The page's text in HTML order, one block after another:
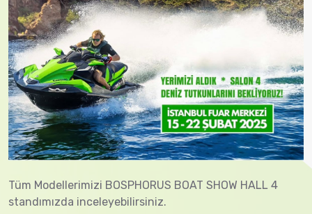
Tüm Modellerimizi BOSPHORUS BOAT SHOW HALL 4
standımızda inceleyebilirsiniz.